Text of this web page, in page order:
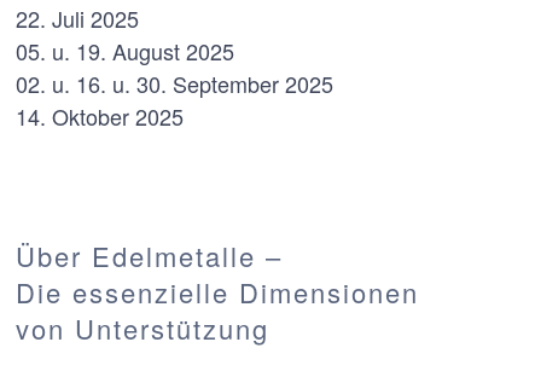
22. Juli 2025
05. u. 19. August 2025
02. u. 16. u. 30. September 2025
14. Oktober 2025
Über Edelmetalle –
Die essenzielle Dimensionen
von Unterstützung